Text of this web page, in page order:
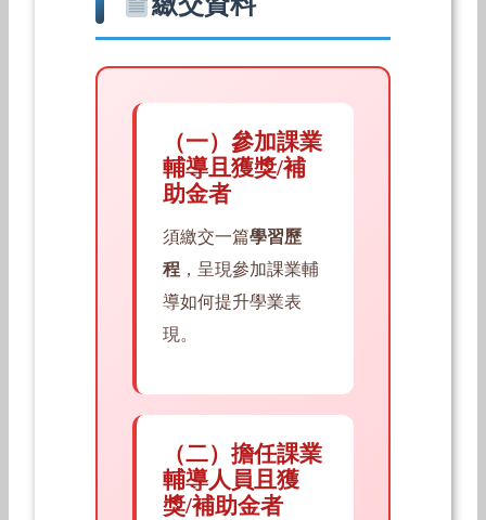
（一）參加課業
輔導且獲獎/補
助金者
須繳交一篇學習歷
程 ，呈現參加課業輔
導如何提升學業表
現。
（二）擔任課業
輔導人員且獲
獎/補助金者